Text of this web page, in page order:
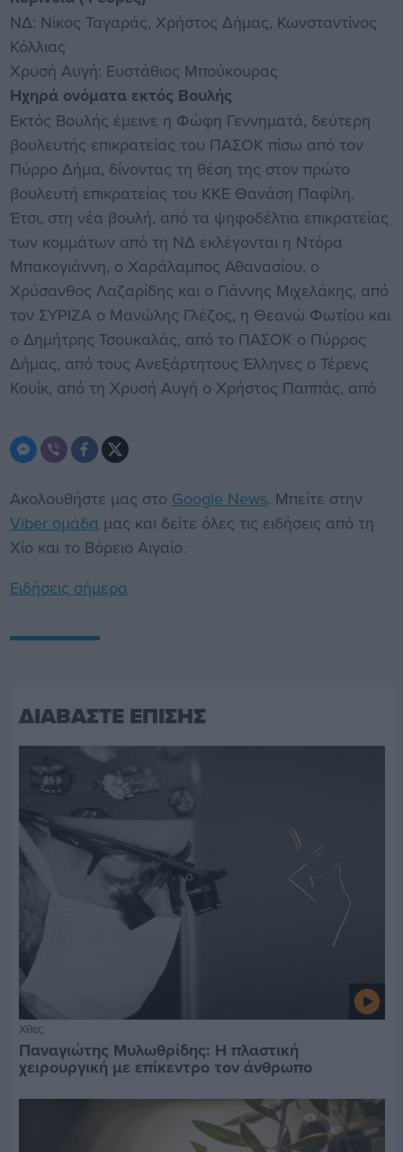
ΝΔ: Νίκος Ταγαράς, Χρήστος Δήμας, Κωνσταντίνος
Κόλλιας
Χρυσή Αυγή: Ευστάθιος Μπούκουρας
Ηχηρά ονόματα εκτός Βουλής
Εκτός Bουλής έμεινε η Φώφη Γεννηματά, δεύτερη
βουλευτής επικρατείας του ΠΑΣΟΚ πίσω από τον
Πύρρο Δήμα, δίνοντας τη θέση της στον πρώτο
βουλευτή επικρατείας του ΚΚΕ Θανάση Παφίλη.
Έτσι, στη νέα βουλή, από τα ψηφοδέλτια επικρατείας
των κομμάτων από τη ΝΔ εκλέγονται η Ντόρα
Μπακογιάννη, ο Χαράλαμπος Αθανασίου, ο
Χρύσανθος Λαζαρίδης και ο Γιάννης Μιχελάκης, από
τον ΣΥΡΙΖΑ ο Μανώλης Γλέζος, η Θεανώ Φωτίου και
ο Δημήτρης Τσουκαλάς, από το ΠΑΣΟΚ ο Πύρρος
Δήμας, από τους Ανεξάρτητους Έλληνες ο Τέρενς
Κουίκ, από τη Χρυσή Αυγή ο Χρήστος Παππάς, από
Ακολουθήστε μας στο Google News. Μπείτε στην
Viber ομάδα μας και δείτε όλες τις ειδήσεις από τη
Χίο και το Βόρειο Αιγαίο.
Ειδήσεις σήμερα
ΔΙΑΒΑΣΤΕ ΕΠΙΣΗΣ
Χθες
Παναγιώτης Μυλωθρίδης: Η πλαστική
χειρουργική με επίκεντρο τον άνθρωπο